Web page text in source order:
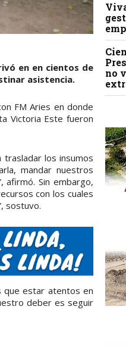
en en cientos de
asistencia.
FM Aries en donde
Victoria Este fueron
trasladar los insumos
mandar nuestros
afirmó. Sin embargo,
con los cuales
sostuvo.
que estar atentos en
deber es seguir
no